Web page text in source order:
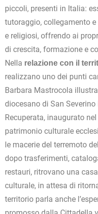
piccoli, presenti in Italia:
tutoraggio, collegamento
e religiosi, offrendo ai
di crescita, formazione e
Nella relazione con il
realizzano uno dei punti
Barbara Mastrocola
diocesano di San Severino
Recuperata, inaugurato
patrimonio culturale
le macerie del terremoto
dopo trasferimenti,
restauri, ritrovano una
culturale, in attesa di
territorio parla anche